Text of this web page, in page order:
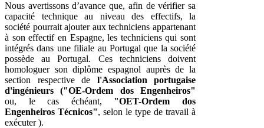
Nous avertissons d’avance que, afin de vérifier sa
capacité technique au niveau des effectifs, la
société pourrait ajouter aux techniciens appartenant
à son effectif en Espagne, les techniciens qui sont
intégrés dans une filiale au Portugal que la société
possède au Portugal. Ces techniciens doivent
homologuer son diplôme espagnol auprès de la
section respective de l'Association portugaise
d'ingénieurs ("OE-Ordem dos Engenheiros"
ou, le cas échéant, "OET-Ordem dos
Engenheiros Técnicos", selon le type de travail à
exécuter ).